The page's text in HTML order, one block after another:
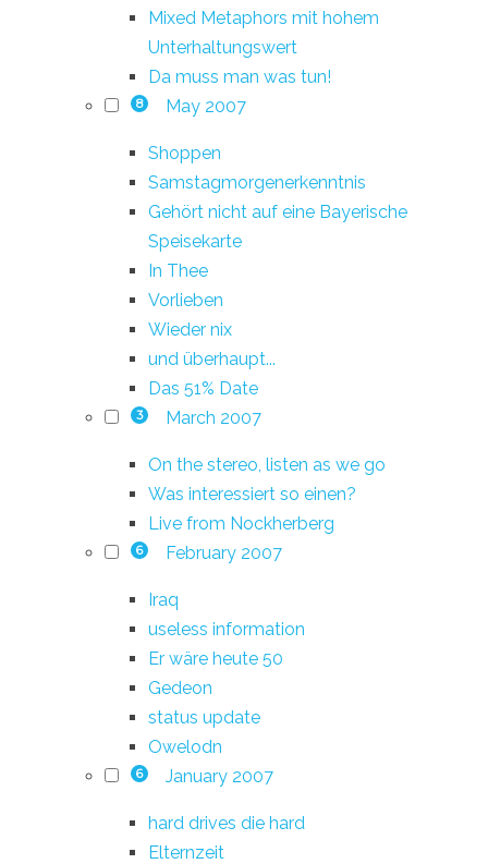
Mixed Metaphors mit hohem
Unterhaltungswert
Da muss man was tun!
8 May 2007
Shoppen
Samstagmorgenerkenntnis
Gehört nicht auf eine Bayerische
Speisekarte
In Thee
Vorlieben
Wieder nix
und überhaupt...
Das 51% Date
3 March 2007
On the stereo, listen as we go
Was interessiert so einen?
Live from Nockherberg
6 February 2007
Iraq
useless information
Er wäre heute 50
Gedeon
status update
Owelodn
6 January 2007
hard drives die hard
Elternzeit